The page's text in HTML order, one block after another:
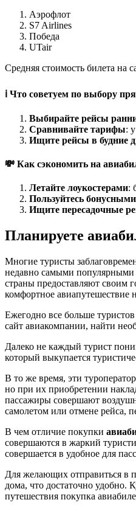
Аэрофлот
S7 Airlines
Победа
UTair
Средняя стоимость билета на
ℹ️ Что советуем по выбору
Выбирайте рейсы
Сравнивайте тарифы:
Ищите рейсы в будние
💸 Как сэкономить на
Летайте лоукостерами:
Пользуйтесь
Ищите пересадочные
Планируете
Многие туристы
недавно самыми популярными
страны предоставляют своим
комфортное авиапутешествие
Ежегодно все больше
сайт авиакомпании, найти
Далеко не каждый турист
который выкупается
В то же время, эти
но при их приобретении
пассажиры совершают
самолетом или отмене рейса,
В чем отличие покупки
совершаются в жаркий
совершается в удобное для
Для желающих отправиться в
дома, что достаточно удобно.
путешествия покупка